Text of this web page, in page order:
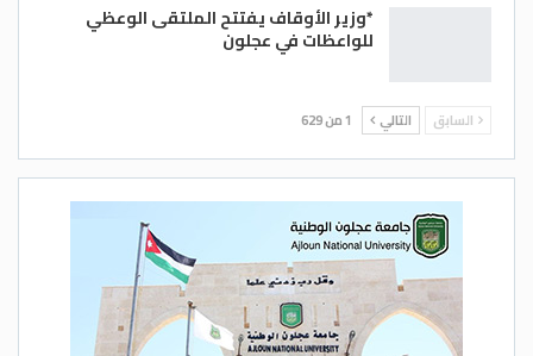
*وزير الأوقاف يفتتح الملتقى الوعظي
للواعظات في عجلون
السابق التالي 1 من 629